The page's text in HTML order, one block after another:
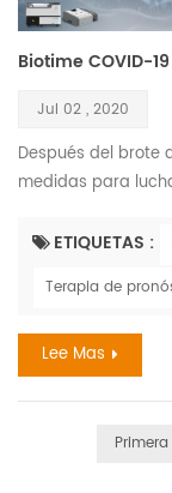
Biotime COVID-
Jul 02 , 2020
Después del brote
medidas para
COVID-19
cuantitativos
ETIQUETAS :
Terapia de
Lee Mas
Primera